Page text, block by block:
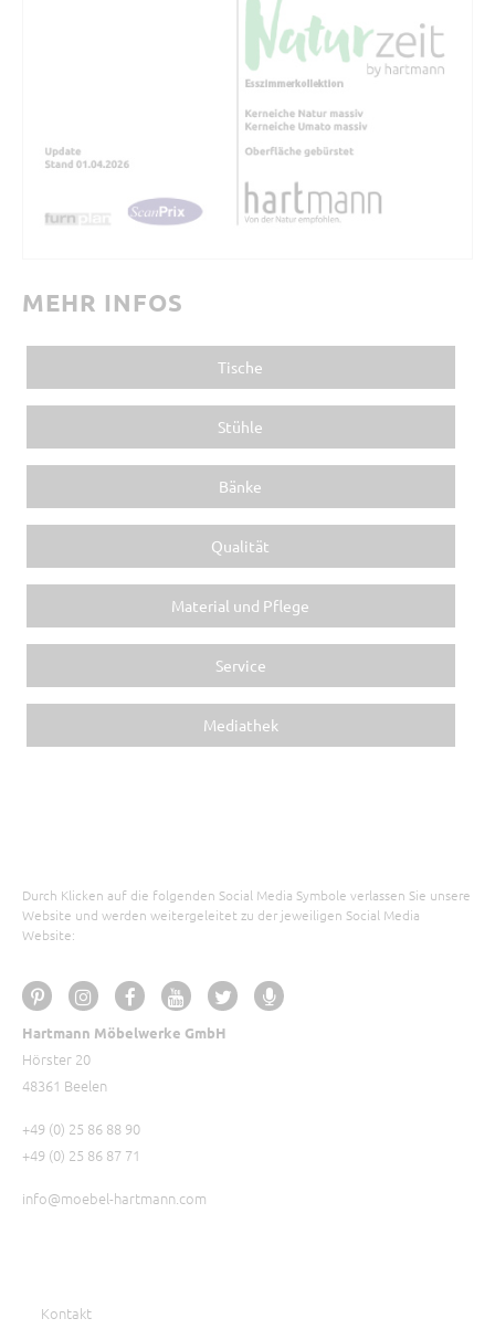
MEHR INFOS
Tische
Stühle
Bänke
Qualität
Material und Pflege
Service
Mediathek
Durch Klicken auf die folgenden Social Media Symbole verlassen Sie unsere
Website und werden weitergeleitet zu der jeweiligen Social Media
Website:
Hartmann Möbelwerke GmbH
Hörster 20
48361 Beelen
+49 (0) 25 86 88 90
+49 (0) 25 86 87 71
info@moebel-hartmann.com
Kontakt